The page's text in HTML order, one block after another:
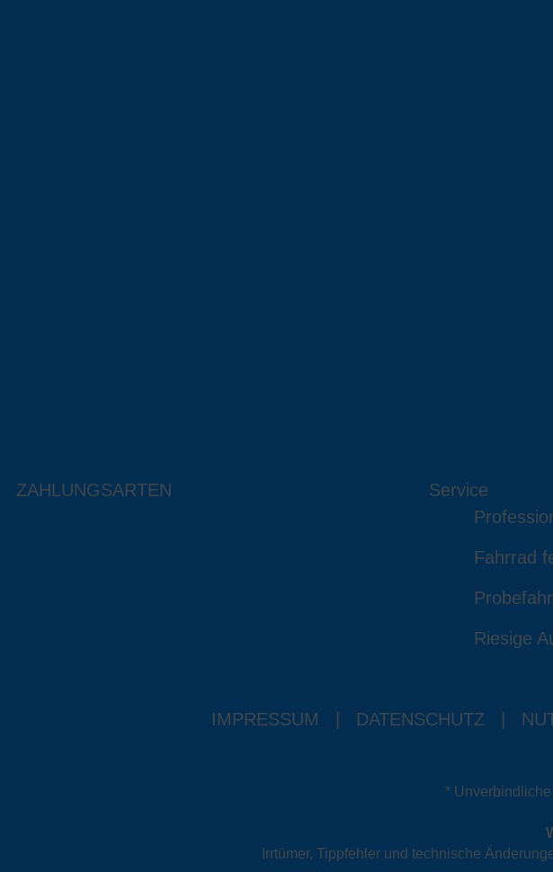
ZAHLUNGSARTEN
Service
Fahrrad
Riesige
IMPRESSUM DATENSCHUTZ
*
Irrtümer, Tippfehler und technische